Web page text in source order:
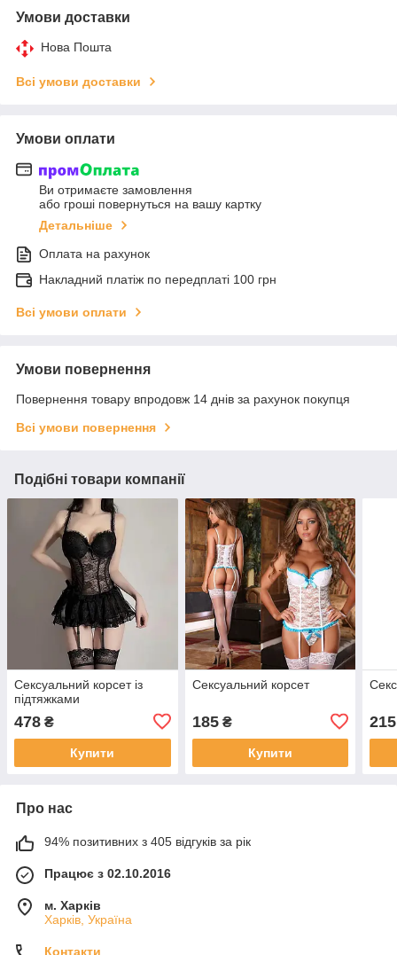
Умови доставки
Нова Пошта
Всі умови доставки
Умови оплати
Ви отримаєте замовлення
або гроші повернуться на вашу картку
Детальніше
Оплата на рахунок
Накладний платіж по передплаті 100 грн
Всі умови оплати
Умови повернення
Повернення товару впродовж 14 днів за рахунок покупця
Всі умови повернення
Подібні товари компанії
Сексуальний корсет із
підтяжками
478 ₴
Купити
Сексуальний корсет
185₴
Купити
215
Про нас
94% позитивних з 405 відгуків за рік
Працює з 02.10.2016
м. Харків
Харків, Україна
Контакти